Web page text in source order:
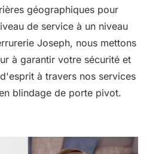
géographiques pour
de service à un niveau
Joseph, nous mettons
à garantir votre sécurité et
à travers nos services
blindage de porte pivot.